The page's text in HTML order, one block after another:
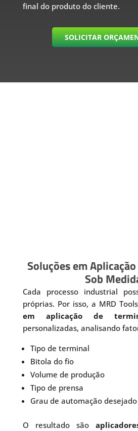
final do produto do cliente.
SOLICITAR
Soluções em
Sob
Cada processo industrial
próprias. Por isso, a MRD
em aplicação de
personalizadas, analisando
Tipo de terminal
Bitola do fio
Volume de produção
Tipo de prensa
Grau de automação desejado
O resultado são